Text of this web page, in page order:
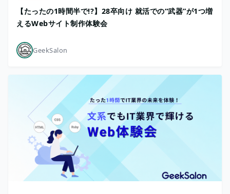
【たったの1時間半で!?】28卒向け 就活での“武器”が1つ増
えるWebサイト制作体験会
GeekSalon